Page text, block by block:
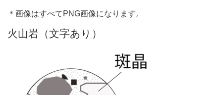
＊画像はすべてPNG画像になります。
火山岩（文字あり）